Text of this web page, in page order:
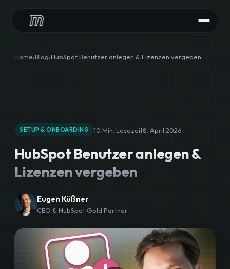
CONTENT
HubSpot Agentur
Content Downloads
Workshops
Home Blog HubSpot Benutzer anlegen & Lizenzen vergeben
SETUP & ONBOARDING 10 Min. Lesezeit8. April 2026
HubSpot Benutzer anlegen &
Lizenzen vergeben
Eugen Küßner
CEO & HubSpot Gold Partner